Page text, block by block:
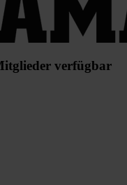
verfügbar